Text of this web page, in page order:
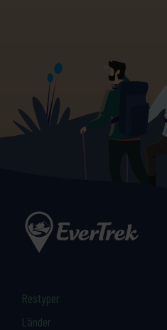
Restyper
Länder